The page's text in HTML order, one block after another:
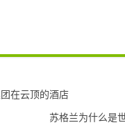
在云顶的酒店
苏格兰为什么是